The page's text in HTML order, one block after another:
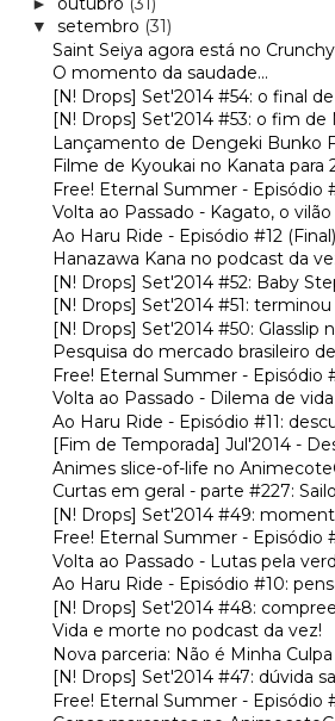
▼ setembro (31)
Saint Seiya agora está no
O momento da saudade...
[N! Drops] Set'2014 #54: o final de
[N! Drops] Set'2014 #53: o fim de
Lançamento de Dengeki Bunko
Filme de Kyoukai no Kanata para
Free! Eternal Summer - Episódio
Volta ao Passado - Kagato, o
Ao Haru Ride - Episódio #12
Hanazawa Kana no podcast da
[N! Drops] Set'2014 #52: Baby
[N! Drops] Set'2014 #51:
[N! Drops] Set'2014 #50: Glasslip
Pesquisa do mercado brasileiro
Free! Eternal Summer - Episódio
Volta ao Passado - Dilema de
Ao Haru Ride - Episódio #11:
[Fim de Temporada] Jul'2014 -
Animes slice-of-life no
Curtas em geral - parte #227:
[N! Drops] Set'2014 #49:
Free! Eternal Summer - Episódio
Volta ao Passado - Lutas pela
Ao Haru Ride - Episódio #10:
[N! Drops] Set'2014 #48:
Vida e morte no podcast da vez!
Nova parceria: Não é Minha
[N! Drops] Set'2014 #47: dúvida
Free! Eternal Summer - Episódio